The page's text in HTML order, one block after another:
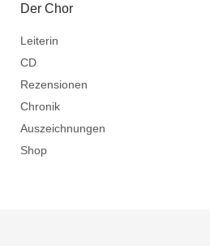
Der Chor
Leiterin
CD
Rezensionen
Chronik
Auszeichnungen
Shop